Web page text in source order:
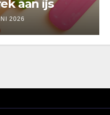
aan ijs
2026